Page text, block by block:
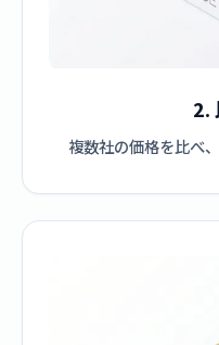
2.
複数社の価格を比べ